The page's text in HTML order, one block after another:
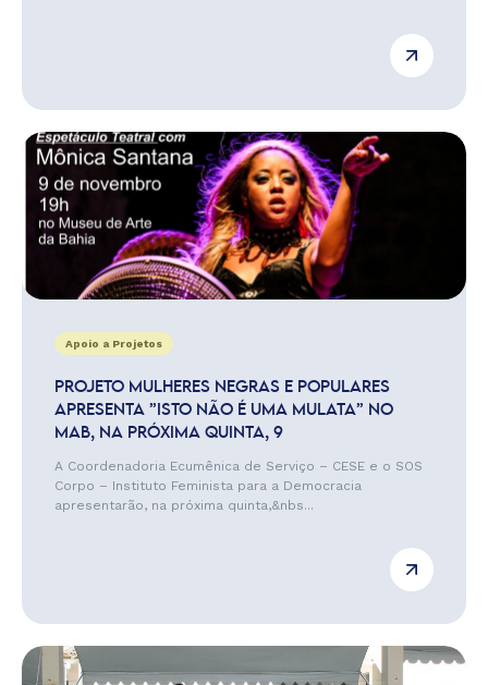
Apoio a Projetos
PROJETO MULHERES NEGRAS E POPULARES
APRESENTA ”ISTO NÃO É UMA MULATA” NO
MAB, NA PRÓXIMA QUINTA, 9
A Coordenadoria Ecumênica de Serviço – CESE e o SOS
Corpo – Instituto Feminista para a Democracia
apresentarão, na próxima quinta,&nbs...